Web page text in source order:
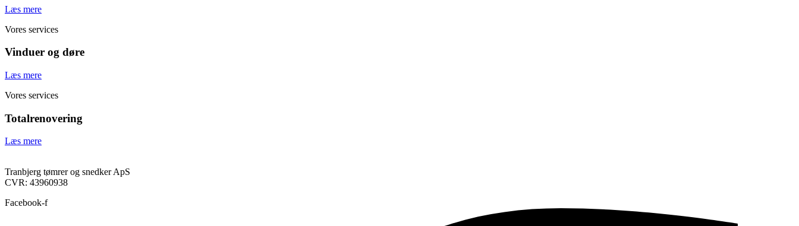
Læs mere
Vores services
Vinduer og døre
Læs mere
Vores services
Totalrenovering
Læs mere
Tranbjerg tømrer og snedker ApS
CVR: 43960938
Facebook-f